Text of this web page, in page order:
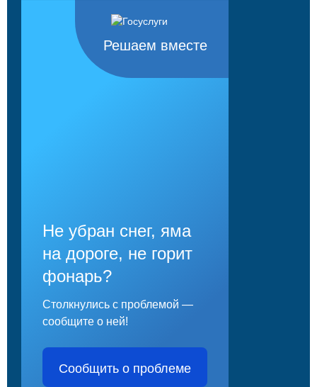
Решаем вместе
Не убран снег, яма
на дороге, не горит
фонарь?
Столкнулись с проблемой —
сообщите о ней!
Сообщить о проблеме